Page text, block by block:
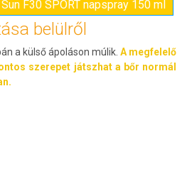
F30 SPORT napspray 150 ml
belülről
a külső ápoláson múlik. A megfelelő
szerepet játszhat a bőr normál